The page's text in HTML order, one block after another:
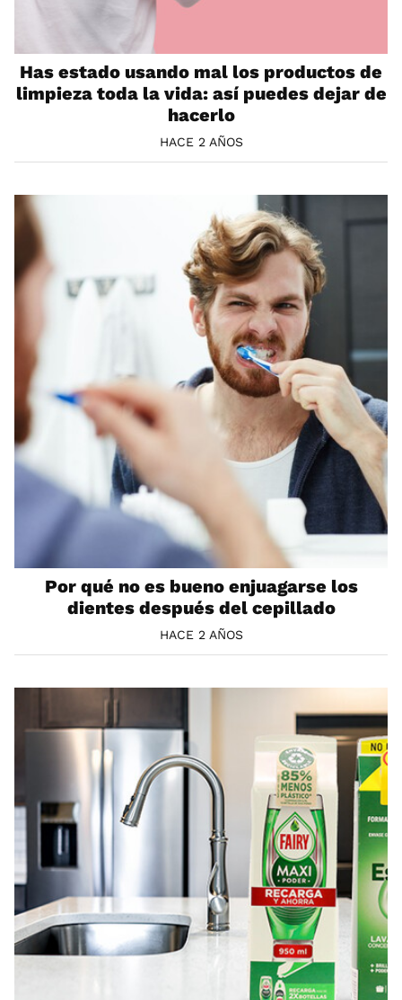
Has estado usando mal los productos de
limpieza toda la vida: así puedes dejar de
hacerlo
HACE 2 AÑOS
Por qué no es bueno enjuagarse los
dientes después del cepillado
HACE 2 AÑOS